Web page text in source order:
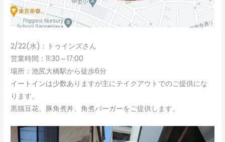
2/22(水)：トゥインズさん
営業時間：11:30～17:00
場所：池尻大橋駅から徒歩6分
イートインは少数ありますが主にテイクアウトでのご提供にな
ります。
黒猫豆花、豚角煮丼、角煮バーガーをご提供します。